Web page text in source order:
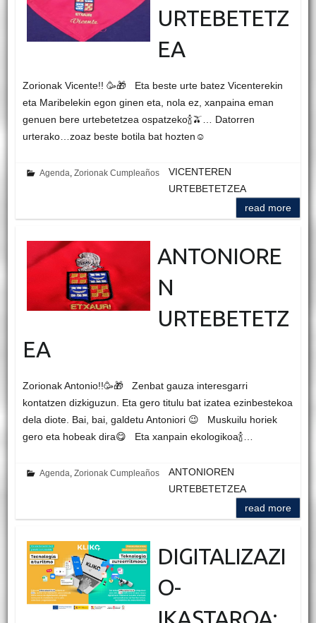
URTEBETETZ
EA
Zorionak Vicente!! 🥳🎁 Eta beste urte batez Vicenterekin
eta Maribelekin egon ginen eta, nola ez, xanpaina eman
genuen bere urtebetetzea ospatzeko🍾🫒… Datorren
urterako…zoaz beste botila bat hozten☺️
Agenda ,Zorionak Cumpleaños
VICENTEREN
URTEBETETZEA
read more
ANTONIORE
N
URTEBETETZ
EA
Zorionak Antonio!!🥳🎁 Zenbat gauza interesgarri
kontatzen dizkiguzun. Eta gero titulu bat izatea ezinbestekoa
dela diote. Bai, bai, galdetu Antoniori 😉 Muskuilu horiek
gero eta hobeak dira😋 Eta xanpain ekologikoa🍾…
Agenda,Zorionak Cumpleaños
ANTONIOREN
URTEBETETZEA
read more
DIGITALIZAZI
O-